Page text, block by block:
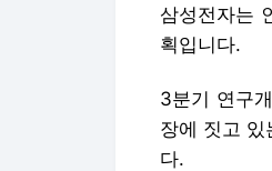
삼성전자는
획입니다.
3분기 연구
장에 짓고
다.